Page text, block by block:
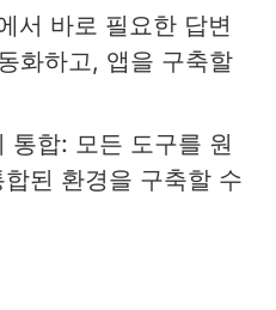
서 바로 필요한 답변
화하고, 앱을 구축할
통합: 모든 도구를 원
된 환경을 구축할 수